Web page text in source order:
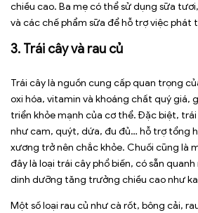
chiều cao. Ba mẹ có thể sử dụng sữa
và các chế phẩm sữa để hỗ trợ việc phát
3. Trái cây và rau củ
Trái cây là nguồn cung cấp quan trọng
oxi hóa, vitamin và khoáng chất quý giá,
triển khỏe mạnh của cơ thể. Đặc biệt,
như cam, quýt, dứa, đu đủ… hỗ trợ tổng
xương trở nên chắc khỏe. Chuối cũng là
đây là loại trái cây phổ biến, có sẵn
dinh dưỡng tăng trưởng chiều cao như
Một số loại rau củ như cà rốt, bông cải,